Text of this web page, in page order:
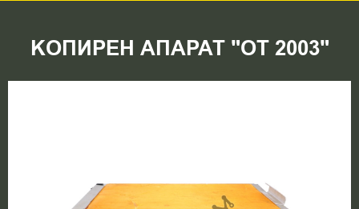
КОПИРЕН АПАРАТ "ОТ 2003"